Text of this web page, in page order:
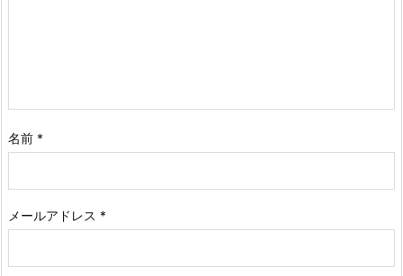
名前 *
メールアドレス *